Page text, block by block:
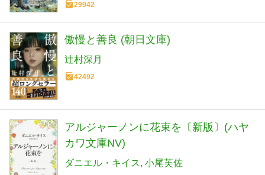
29942
傲慢と善良 (朝日文庫)
辻村深月
42492
アルジャーノンに花束を〔新版〕(ハヤ
カワ文庫NV)
ダニエル・キイス 小尾芙佐